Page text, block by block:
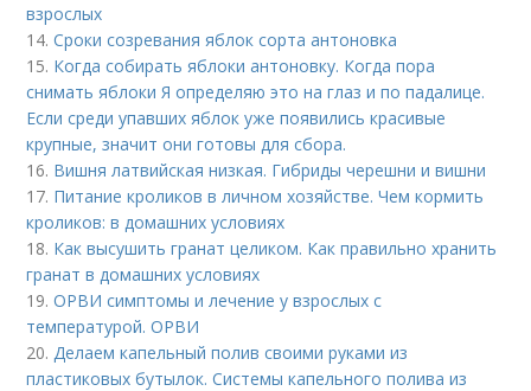
взрослых
14.Сроки созревания яблок сорта антоновка
15. Когда собирать яблоки антоновку. Когда пора
снимать яблоки Я определяю это на глаз и по падалице.
Если среди упавших яблок уже появились красивые
крупные, значит они готовы для сбора.
16. Вишня латвийская низкая. Гибриды черешни и вишни
17. Питание кроликов в личном хозяйстве. Чем кормить
кроликов: в домашних условиях
18. Как высушить гранат целиком. Как правильно хранить
гранат в домашних условиях
19.ОРВИ симптомы и лечение у взрослых с
температурой. ОРВИ
20.Делаем капельный полив своими руками из
пластиковых бутылок. Системы капельного полива из